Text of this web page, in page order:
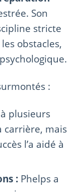
Son
stricte
obstacles,
:
plusieurs
carrière, mais
l’a aidé à
: Phelps a